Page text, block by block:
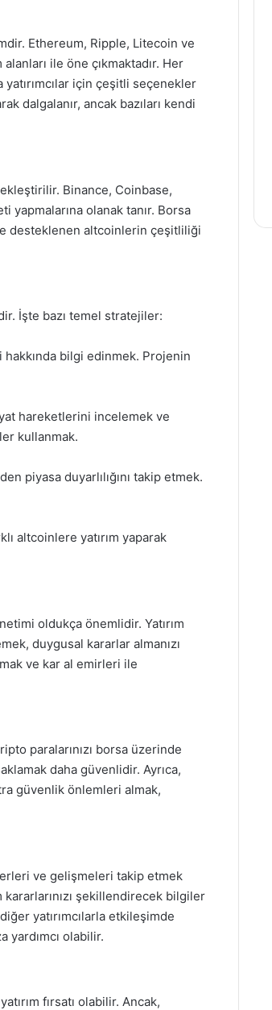
Ethereum, Ripple, Litecoin ve
ile öne çıkmaktadır. Her
için çeşitli seçenekler
dalgalanır, ancak bazıları kendi
Binance, Coinbase,
yapmalarına olanak tanır. Borsa
desteklenen altcoinlerin çeşitliliği
İşte bazı temel stratejiler:
bilgi edinmek. Projenin
hareketlerini incelemek ve
kullanmak.
piyasa duyarlılığını takip etmek.
altcoinlere yatırım yaparak
oldukça önemlidir. Yatırım
duygusal kararlar almanızı
ve kar al emirleri ile
paralarınızı borsa üzerinde
daha güvenlidir. Ayrıca,
güvenlik önlemleri almak,
ve gelişmeleri takip etmek
şekillendirecek bilgiler
yatırımcılarla etkileşimde
yardımcı olabilir.
fırsatı olabilir. Ancak,